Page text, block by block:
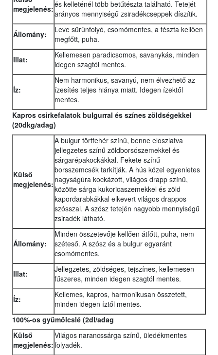
megjelenés:és kelleténél több betűtészta található. Tetejét
arányos mennyiségű zsiradékcseppek díszítik.
Állomány:
Leve sűrűnfolyó, csomómentes, a tészta kellően
megfőtt, puha.
Illat:
Kellemesen paradicsomos, savanykás, minden
idegen szagtól mentes.
Íz:
Nem harmonikus, savanyú, nem élvezhető az
ízesítés teljes hiánya miatt. Idegen ízektől
mentes.
Kapros csirkefalatok bulgurral és színes zöldségekkel
(20dkg/adag)
Külső
megjelenés:
A bulgur törtfehér színű, benne eloszlatva
jellegzetes színű zöldborsószemekkel és
sárgarépakockákkal. Fekete színű
borsszemcsék tarkítják. A hús közel egyenletes
nagyságúra kockázott, világos drapp színű,
közötte sárga kukoricaszemekkel és zöld
kapordarabkákkal elkevert világos drappos
szósszal. A szósz tetején nagyobb mennyiségű
zsiradék látható.
Állomány:
Minden összetevője kellően átfőtt, puha, nem
széteső. A szósz és a bulgur egyaránt
csomómentes.
Illat:
Jellegzetes, zöldséges, tejszínes, kellemesen
fűszeres, minden idegen szagtól mentes.
Íz:
Kellemes, kapros, harmonikusan összetett,
minden idegen íztől mentes.
100%-os gyümölcslé (2dl/adag
Külső
megjelenés:
Világos narancssárga színű, üledékmentes
folyadék.